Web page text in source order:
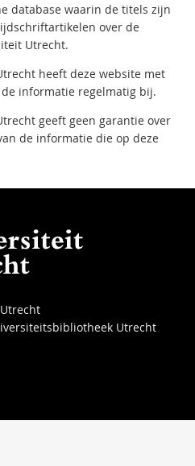
database waarin de titels zijn
over de
Utrecht.
heeft deze website met
informatie regelmatig bij.
geeft geen garantie over
de informatie die op deze
Utrecht